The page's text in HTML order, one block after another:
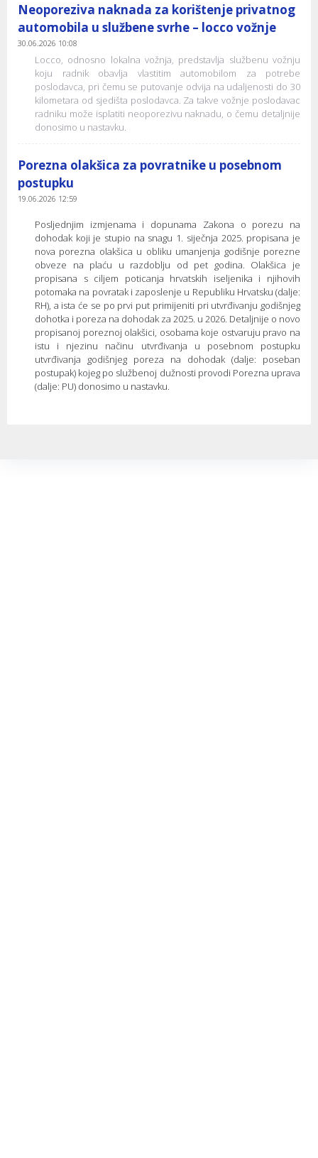
Neoporeziva naknada za korištenje privatnog
automobila u službene svrhe – locco vožnje
30.06.2026 10:08
Locco, odnosno lokalna vožnja, predstavlja službenu vožnju
koju radnik obavlja vlastitim automobilom za potrebe
poslodavca, pri čemu se putovanje odvija na udaljenosti do 30
kilometara od sjedišta poslodavca. Za takve vožnje poslodavac
radniku može isplatiti neoporezivu naknadu, o čemu detaljnije
donosimo u nastavku.
Porezna olakšica za povratnike u posebnom
postupku
19.06.2026 12:59
Posljednjim izmjenama i dopunama Zakona o porezu na
dohodak koji je stupio na snagu 1. siječnja 2025. propisana je
nova porezna olakšica u obliku umanjenja godišnje porezne
obveze na plaću u razdoblju od pet godina. Olakšica je
propisana s ciljem poticanja hrvatskih iseljenika i njihovih
potomaka na povratak i zaposlenje u Republiku Hrvatsku (dalje:
RH), a ista će se po prvi put primijeniti pri utvrđivanju godišnjeg
dohotka i poreza na dohodak za 2025. u 2026. Detaljnije o novo
propisanoj poreznoj olakšici, osobama koje ostvaruju pravo na
istu i njezinu načinu utvrđivanja u posebnom postupku
utvrđivanja godišnjeg poreza na dohodak (dalje: poseban
postupak) kojeg po službenoj dužnosti provodi Porezna uprava
(dalje: PU) donosimo u nastavku.